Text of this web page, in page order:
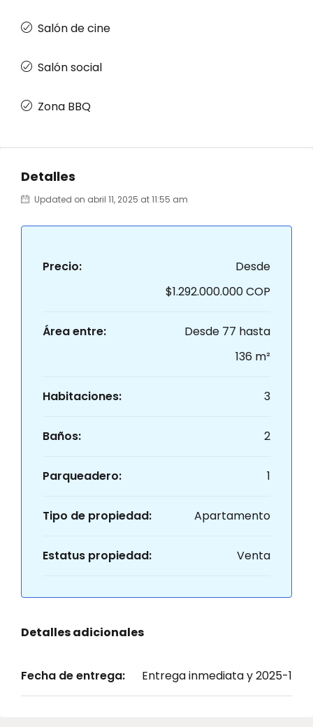
Salón de cine
Salón social
Zona BBQ
Detalles
Updated on abril 11, 2025 at 11:55 am
Precio:
Desde
$1.292.000.000 COP
Área entre:
Desde 77 hasta
136 m²
Habitaciones: 3
Baños: 2
Parqueadero: 1
Tipo de propiedad: Apartamento
Estatus propiedad: Venta
Detalles adicionales
Fecha de entrega: Entrega inmediata y 2025-1